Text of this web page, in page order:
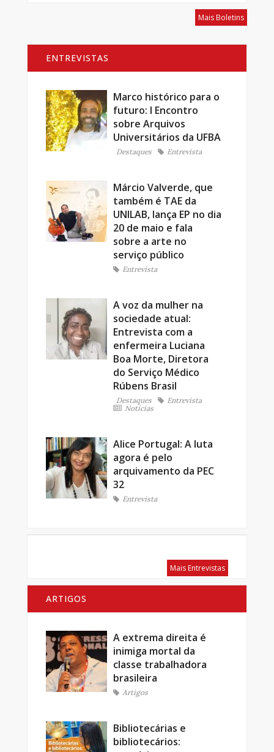
Mais Boletins
ENTREVISTAS
Marco histórico para o
futuro: I Encontro
sobre Arquivos
Universitários da UFBA
Destaques Entrevista
Márcio Valverde, que
também é TAE da
UNILAB, lança EP no dia
20 de maio e fala
sobre a arte no
serviço público
Entrevista
A voz da mulher na
sociedade atual:
Entrevista com a
enfermeira Luciana
Boa Morte, Diretora
do Serviço Médico
Rúbens Brasil
Destaques
Entrevista
Notícias
Alice Portugal: A luta
agora é pelo
arquivamento da PEC
32
Entrevista
Mais Entrevistas
ARTIGOS
A extrema direita é
inimiga mortal da
classe trabalhadora
brasileira
Artigos
Bibliotecárias e
bibliotecários: